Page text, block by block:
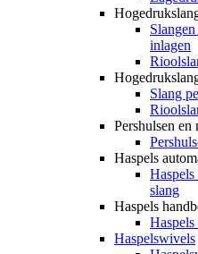
inlagen
Slang
Pershulsen en
Haspels
slang
Haspels
Haspelswivels